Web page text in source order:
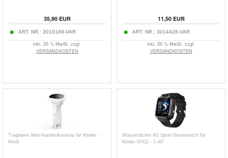
35,90EUR
ART. NR.: 3010189-VAR
inkl. 20 % MwSt. zzgl.
VERSANDKOSTEN
11,50EUR
ART. NR.: 3014428-VAR
inkl. 20 % MwSt. zzgl.
VERSANDKOSTEN
Tragbares Mini-Handmikroskop für Kinder -
Weiß
Wasserdichte 4G Sport-Smartwatch für
Kinder DH11 - 1.44"